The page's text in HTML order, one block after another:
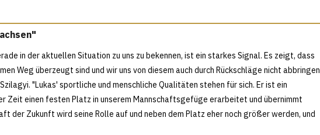
in der aktuellen Situation zu uns zu bekennen, ist ein starkes Signal. Es zeigt, dass
Weg überzeugt sind und wir uns von diesem auch durch Rückschläge nicht abbringen
"Lukas' sportliche und menschliche Qualitäten stehen für sich. Er ist ein
Zeit einen festen Platz in unserem Mannschaftsgefüge erarbeitet und übernimmt
der Zukunft wird seine Rolle auf und neben dem Platz eher noch größer werden, und